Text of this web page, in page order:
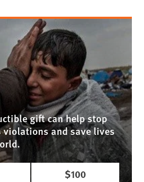
gift can help stop
violations and save lives
$100